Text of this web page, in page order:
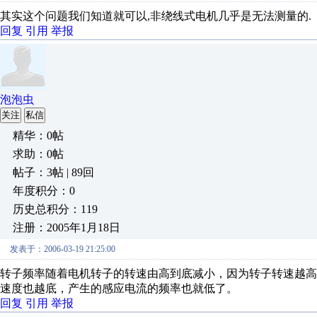
其实这个问题我们知道就可以,非绕线式电机几乎是无法测量的.
回复 引用 举报
泡泡虫
关注 私信
精华：0帖
求助：0帖
帖子：3帖 | 89回
年度积分：0
历史总积分：119
注册：2005年1月18日
发表于：2006-03-19 21:25:00
转子频率随着电机转子的转速由高到底减小，因为转子转速越
速度也越底，产生的感应电流的频率也就低了。
回复 引用 举报